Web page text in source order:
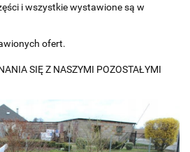
i wszystkie wystawione są w
ofert.
SIĘ Z NASZYMI POZOSTAŁYMI